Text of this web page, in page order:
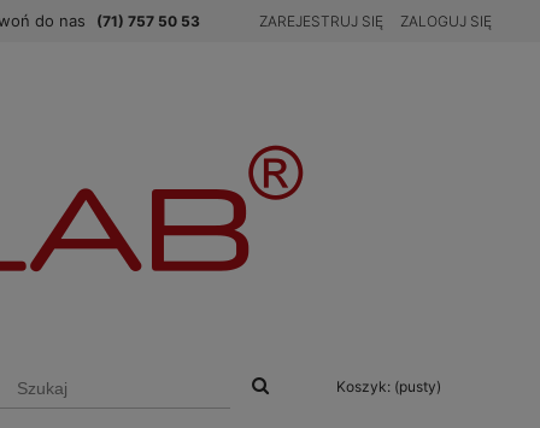
do nas (71) 757 50 53 ZAREJESTRUJ SIĘ ZALOGUJ SIĘ
Koszyk: (pusty)